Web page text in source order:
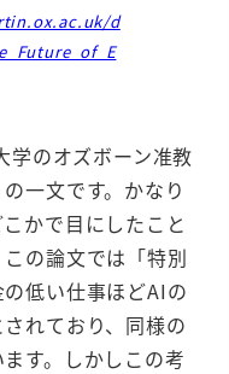
d
のオズボーン准教
一文です。かなり
かで目にしたこと
の論文では「特別
低い仕事ほどAIの
れており、同様の
す。しかしこの考